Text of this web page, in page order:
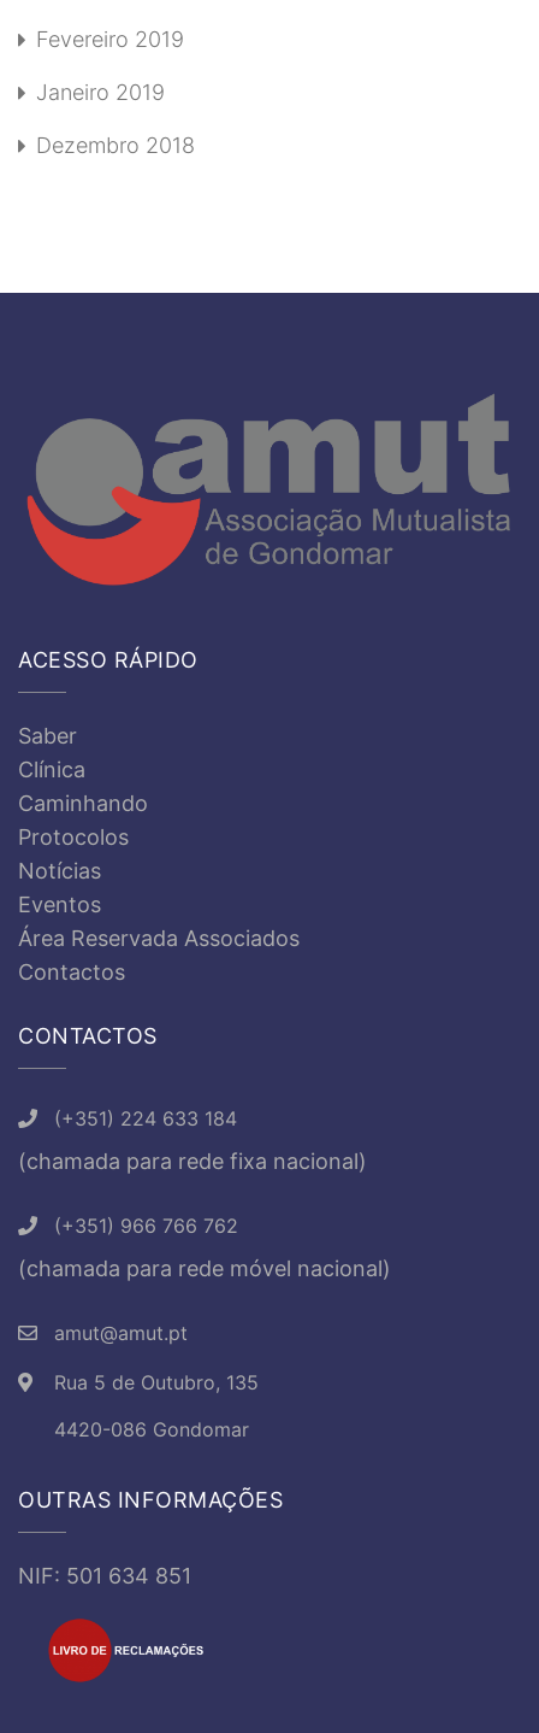
Fevereiro 2019
Janeiro 2019
Dezembro 2018
ACESSO RÁPIDO
Saber
Clínica
Caminhando
Protocolos
Notícias
Eventos
Área Reservada Associados
Contactos
CONTACTOS
(+351) 224 633 184
(chamada para rede fixa nacional)
(+351) 966 766 762
(chamada para rede móvel nacional)
amut@amut.pt
Rua 5 de Outubro, 135
4420-086 Gondomar
OUTRAS INFORMAÇÕES
NIF: 501 634 851